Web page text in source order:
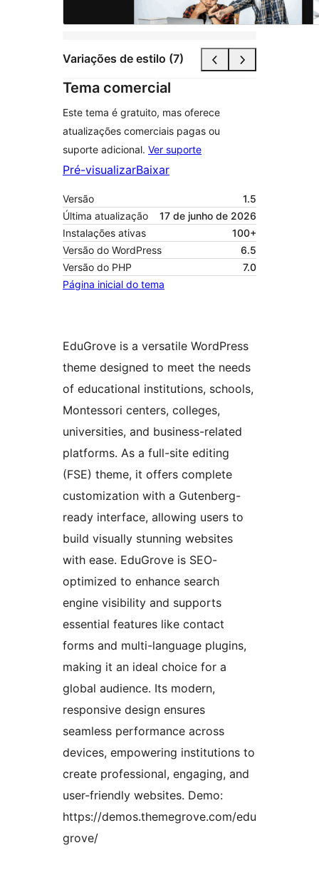
Variações de estilo (7)
Tema comercial
Este tema é gratuito, mas oferece
atualizações comerciais pagas ou
suporte adicional. Ver suporte
Pré-visualizarBaixar
Versão
1.5
Última atualização
17 de junho de 2026
Instalações ativas
100+
Versão do WordPress
6.5
Versão do PHP
7.0
Página inicial do tema
EduGrove is a versatile WordPress
theme designed to meet the needs
of educational institutions, schools,
Montessori centers, colleges,
universities, and business-related
platforms. As a full-site editing
(FSE) theme, it offers complete
customization with a Gutenberg-
ready interface, allowing users to
build visually stunning websites
with ease. EduGrove is SEO-
optimized to enhance search
engine visibility and supports
essential features like contact
forms and multi-language plugins,
making it an ideal choice for a
global audience. Its modern,
responsive design ensures
seamless performance across
devices, empowering institutions to
create professional, engaging, and
user-friendly websites. Demo:
https://demos.themegrove.com/edu
grove/